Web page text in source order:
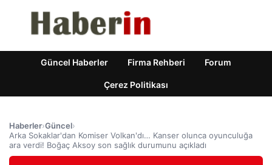
Güncel Haberler Firma Rehberi Forum
Çerez Politikası
Haberler›Güncel›
Arka Sokaklar'dan Komiser Volkan'dı… Kanser olunca oyunculuğa
ara verdi! Boğaç Aksoy son sağlık durumunu açıkladı